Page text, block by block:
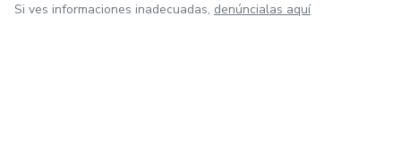
Si ves informaciones inadecuadas, denúncialas aquí